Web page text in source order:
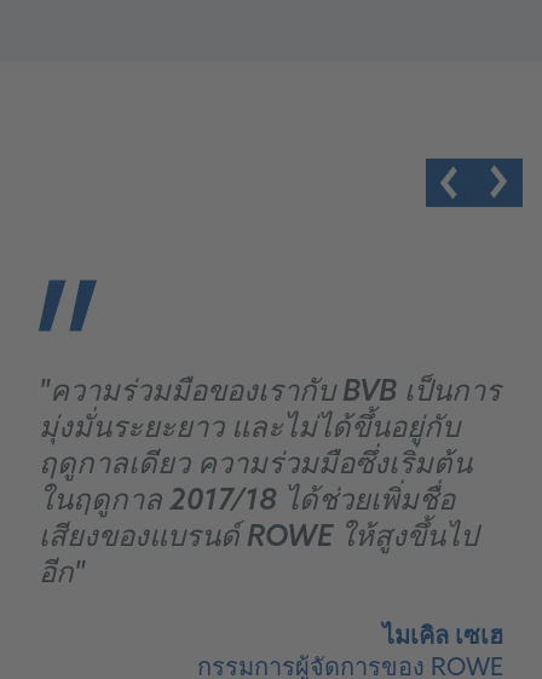
"ความร่วมมือของเรากับ BVB เป็นการ
มุ่งมั่นระยะยาว และไม่ได้ขึ้นอยู่กับ
ฤดูกาลเดียว ความร่วมมือซึ่งเริ่มต้น
ในฤดูกาล 2017/18 ได้ช่วยเพิ่มชื่อ
เสียงของแบรนด์ ROWE ให้สูงขึ้นไป
อีก"
ไมเคิล เซเฮ
กรรมการผู้จัดการของ ROWE